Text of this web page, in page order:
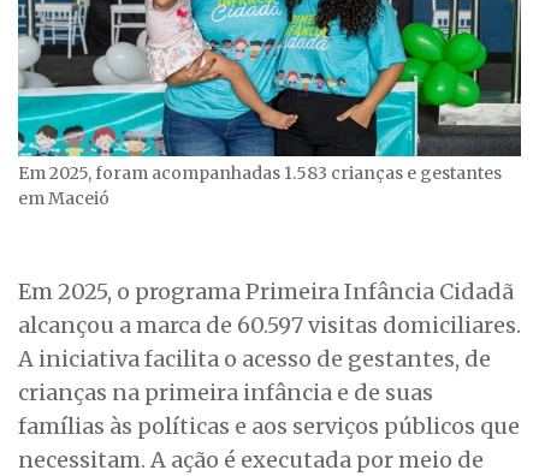
Em 2025, foram acompanhadas 1.583 crianças e gestantes
em Maceió
Em 2025, o programa Primeira Infância Cidadã
alcançou a marca de 60.597 visitas domiciliares.
A iniciativa facilita o acesso de gestantes, de
crianças na primeira infância e de suas
famílias às políticas e aos serviços públicos que
necessitam. A ação é executada por meio de